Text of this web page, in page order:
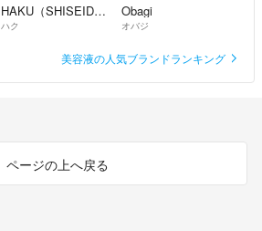
HAKU（SHISEIDO）
ハク
Obagi
オバジ
美容液の人気ブランドランキング
ページの上へ戻る